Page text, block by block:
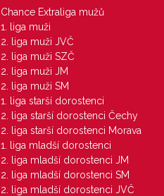
Chance Extraliga mužů
1. liga muži
2. liga muži JVČ
2. liga muži SZČ
2. liga muži JM
2. liga muži SM
1. liga starší dorostenci
2. liga starší dorostenci Čechy
2. liga starší dorostenci Morava
1. liga mladší dorostenci
2. liga mladší dorostenci JM
2. liga mladší dorostenci SM
2. liga mladší dorostenci JVČ